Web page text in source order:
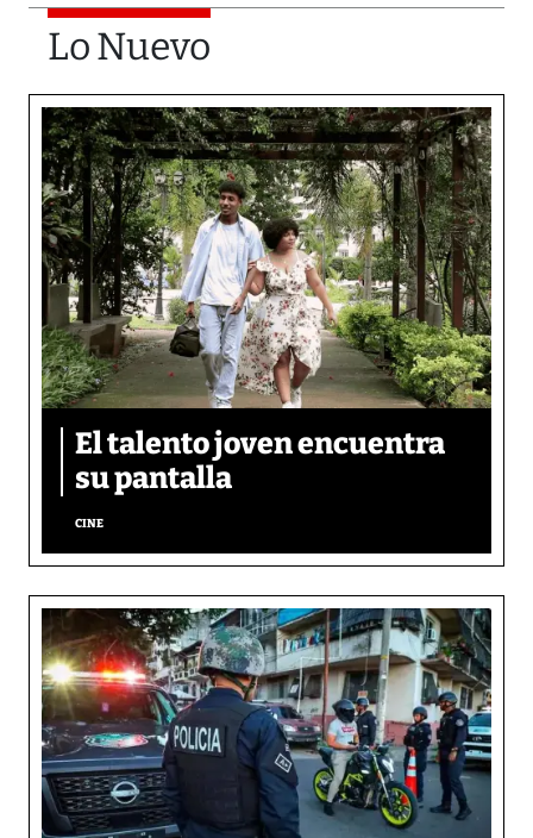
Lo Nuevo
El talento joven encuentra
su pantalla​
CINE